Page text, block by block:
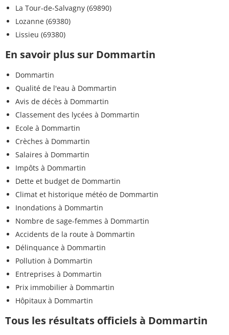
La Tour-de-Salvagny (69890)
Lozanne (69380)
Lissieu (69380)
En savoir plus sur Dommartin
Dommartin
Qualité de l'eau à Dommartin
Avis de décès à Dommartin
Classement des lycées à Dommartin
Ecole à Dommartin
Crèches à Dommartin
Salaires à Dommartin
Impôts à Dommartin
Dette et budget de Dommartin
Climat et historique météo de Dommartin
Inondations à Dommartin
Nombre de sage-femmes à Dommartin
Accidents de la route à Dommartin
Délinquance à Dommartin
Pollution à Dommartin
Entreprises à Dommartin
Prix immobilier à Dommartin
Hôpitaux à Dommartin
Tous les résultats officiels à Dommartin